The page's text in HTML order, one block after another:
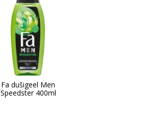
Fa dušigeel Men
Speedster 400ml